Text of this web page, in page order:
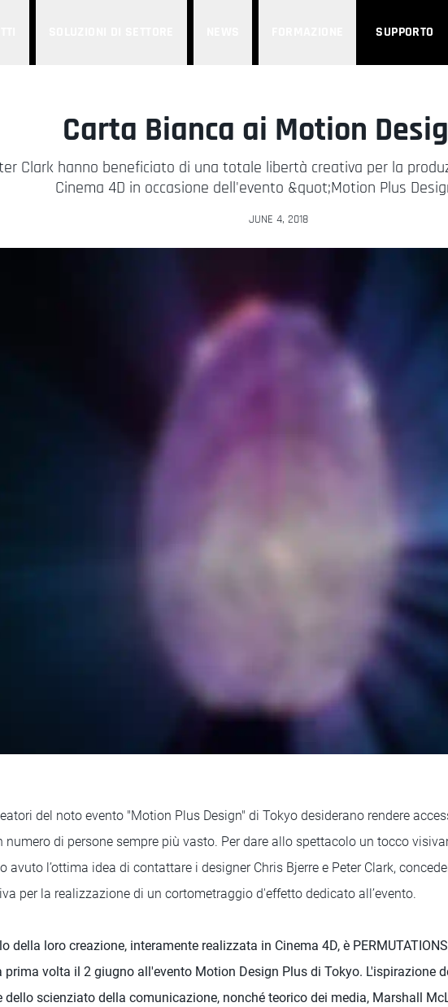
SUPPORTO
Carta Bianca ai Motion
Clark hanno beneficiato di una totale libertà creativa per la
Cinema 4D in occasione dell'evento &quot;Motion Plus
JUNE 4, 2018
del noto evento "Motion Plus Design" di Tokyo desiderano rendere
numero di persone sempre più vasto. Per dare allo spettacolo un tocco
avuto l’ottima idea di contattare i designer Chris Bjerre e Peter Clark,
per la realizzazione di un cortometraggio d'effetto dedicato all’evento.
della loro creazione, interamente realizzata in Cinema 4D, è
prima volta il 2 giugno all'evento Motion Design Plus di Tokyo. L'ispirazione
dello scienziato della comunicazione, nonché teorico dei media, Marshall